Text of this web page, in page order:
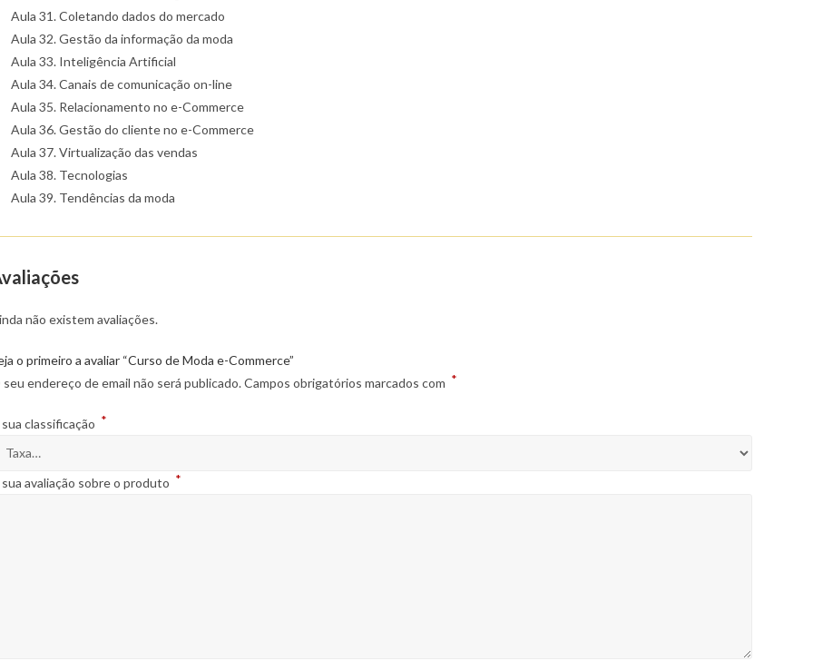
Aula 31. Coletando dados do mercado
Aula 32. Gestão da informação da moda
Aula 33. Inteligência Artificial
Aula 34. Canais de comunicação on-line
Aula 35. Relacionamento no e-Commerce
Aula 36. Gestão do cliente no e-Commerce
Aula 37. Virtualização das vendas
Aula 38. Tecnologias
Aula 39. Tendências da moda
não existem avaliações.
o primeiro a avaliar “Curso de Moda e-Commerce”
seu endereço de email não será publicado.Campos obrigatórios marcados com *
classificação *
avaliação sobre o produto *